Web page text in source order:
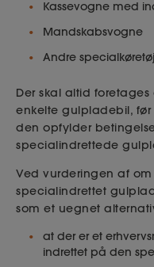
Kassevogne med
Mandskabsvogne
Andre
Der skal altid
enkelte gulpladebil,
den opfylder
specialindrettede
Ved vurderingen af
specialindrettet
som et uegnet
at der er et
indrettet på den